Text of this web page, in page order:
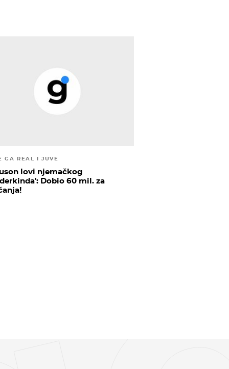
GA REAL I JUVE
lovi njemačkog
Dobio 60 mil. za